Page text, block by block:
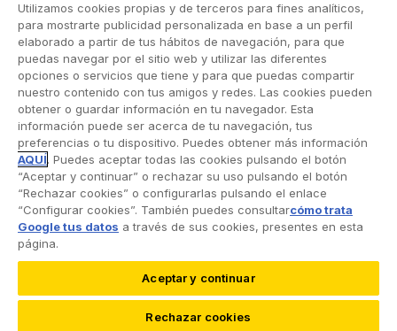
Viaje
Hogar
Vida
Decesos
Dental
Deportivo
Esquí
Utilizamos cookies propias y de terceros para fines analíticos,
para mostrarte publicidad personalizada en base a un perfil
elaborado a partir de tus hábitos de navegación, para que
puedas navegar por el sitio web y utilizar las diferentes
opciones o servicios que tiene y para que puedas compartir
nuestro contenido con tus amigos y redes. Las cookies pueden
obtener o guardar información en tu navegador. Esta
información puede ser acerca de tu navegación, tus
preferencias o tu dispositivo. Puedes obtener más información
AQUÍ. Puedes aceptar todas las cookies pulsando el botón
“Aceptar y continuar” o rechazar su uso pulsando el botón
“Rechazar cookies” o configurarlas pulsando el enlace
“Configurar cookies”. También puedes consultarcómo trata
Google tus datos a través de sus cookies, presentes en esta
página.
Aceptar y continuar
Rechazar cookies